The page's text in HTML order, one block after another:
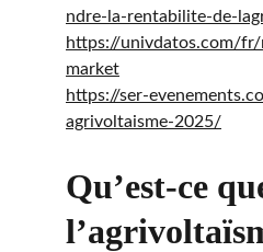
Qu’est-ce
ndre-la-rentabilite-de-
https://univdatos.com/
market
https://ser-
agrivoltaisme-2025/